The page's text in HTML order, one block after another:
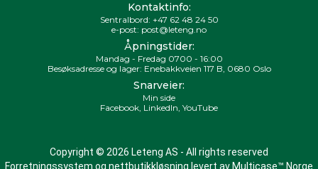
Kontaktinfo:
Sentralbord: +47 62 48 24 50
e-post: post@leteng.no
Åpningstider:
Mandag - Fredag 0700 - 16:00
Besøksadresse og lager: Enebakkveien 117 B, 0680 Oslo
Snarveier:
Min side
Facebook, LinkedIn, YouTube
Copyright © 2026 Leteng AS - All rights reserved
Forretningssystem og nettbutikkløsning levert av Multicase™ Norge